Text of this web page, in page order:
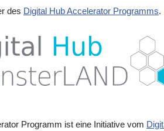
des Digital Hub Accelerator Programms.
Programm ist eine Initiative vom